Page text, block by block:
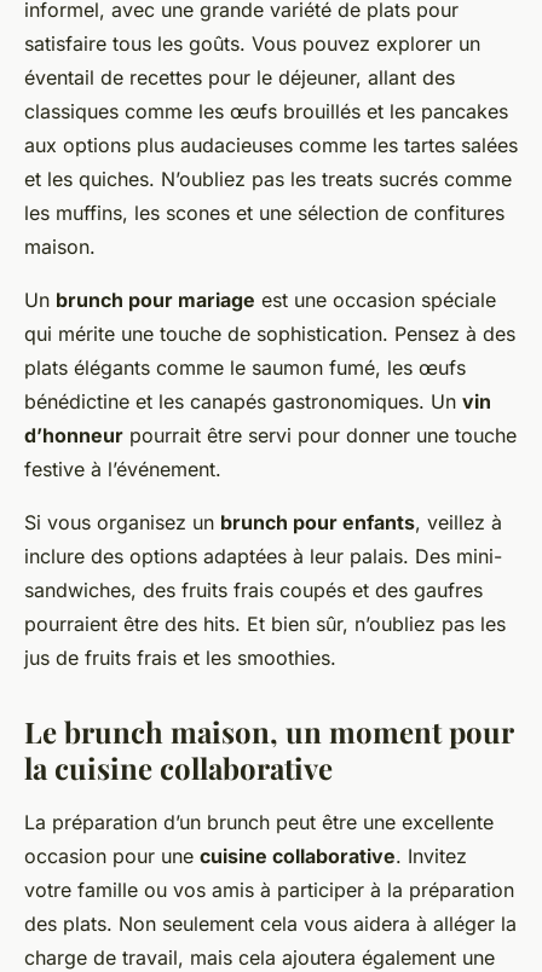
informel, avec une grande variété de plats pour
satisfaire tous les goûts. Vous pouvez explorer un
éventail de recettes pour le déjeuner, allant des
classiques comme les œufs brouillés et les pancakes
aux options plus audacieuses comme les tartes salées
et les quiches. N’oubliez pas les treats sucrés comme
les muffins, les scones et une sélection de confitures
maison.
Un brunch pour mariage est une occasion spéciale
qui mérite une touche de sophistication. Pensez à des
plats élégants comme le saumon fumé, les œufs
bénédictine et les canapés gastronomiques. Un vin
d’honneur pourrait être servi pour donner une touche
festive à l’événement.
Si vous organisez un brunch pour enfants, veillez à
inclure des options adaptées à leur palais. Des mini-
sandwiches, des fruits frais coupés et des gaufres
pourraient être des hits. Et bien sûr, n’oubliez pas les
jus de fruits frais et les smoothies.
Le brunch maison, un moment pour
la cuisine collaborative
La préparation d’un brunch peut être une excellente
occasion pour une cuisine collaborative. Invitez
votre famille ou vos amis à participer à la préparation
des plats. Non seulement cela vous aidera à alléger la
charge de travail, mais cela ajoutera également une